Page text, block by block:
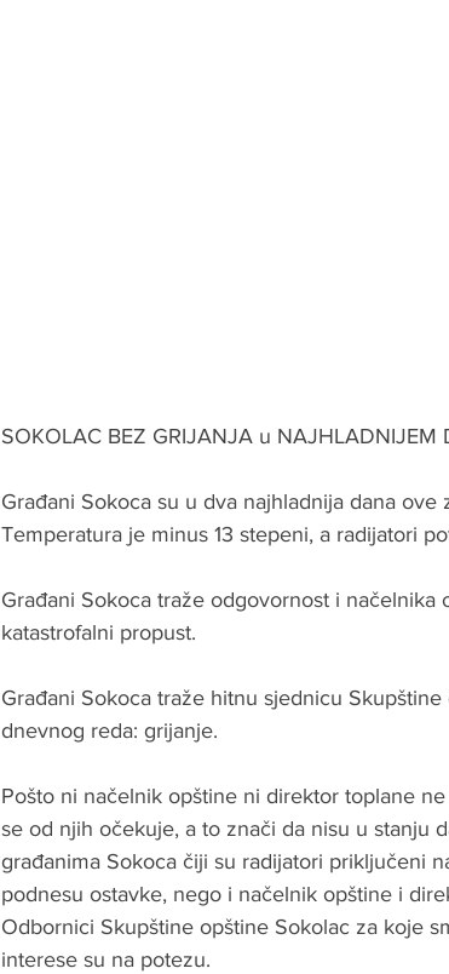
SOKOLAC BEZ GRIJANJA u
Građani Sokoca su u dva najhladnija dana
Temperatura je minus 13 stepeni, a radijatori
Građani Sokoca traže odgovornost i
katastrofalni propust.
Građani Sokoca traže hitnu sjednicu
dnevnog reda: grijanje.
Pošto ni načelnik opštine ni direktor toplane
se od njih očekuje, a to znači da nisu u stanju
građanima Sokoca čiji su radijatori priključeni
podnesu ostavke, nego i načelnik opštine i
Odbornici Skupštine opštine Sokolac za koje
interese su na potezu.